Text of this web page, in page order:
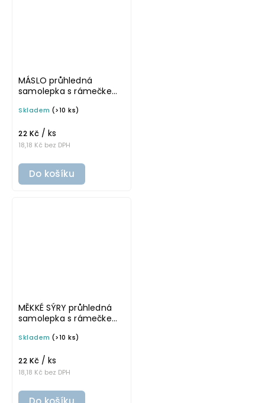
MÁSLO průhledná
samolepka s rámečkem,
4 cm na boxy, šuplíky a
Skladem (>10 ks)
18,18 Kč bez DPH
22 Kč / ks
Do košíku
MĚKKÉ SÝRY průhledná
samolepka s rámečkem,
4 cm na boxy, šuplíky a
Skladem (>10 ks)
18,18 Kč bez DPH
22 Kč / ks